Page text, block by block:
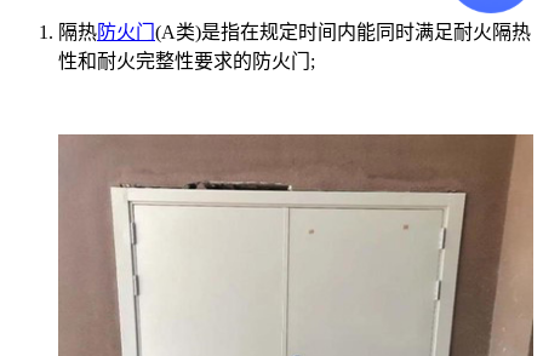
隔热防火门 (A类)是指在规定时间内能同时满足耐火隔热
性和耐火完整性要求的防火门;